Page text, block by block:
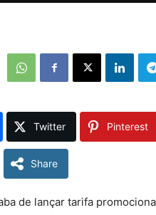
Twitter Pinterest
Share
de lançar tarifa